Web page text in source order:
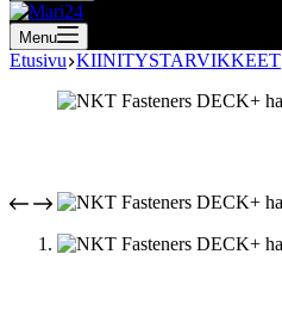
Menu
Etusivu KIINITYSTARVIKKEET